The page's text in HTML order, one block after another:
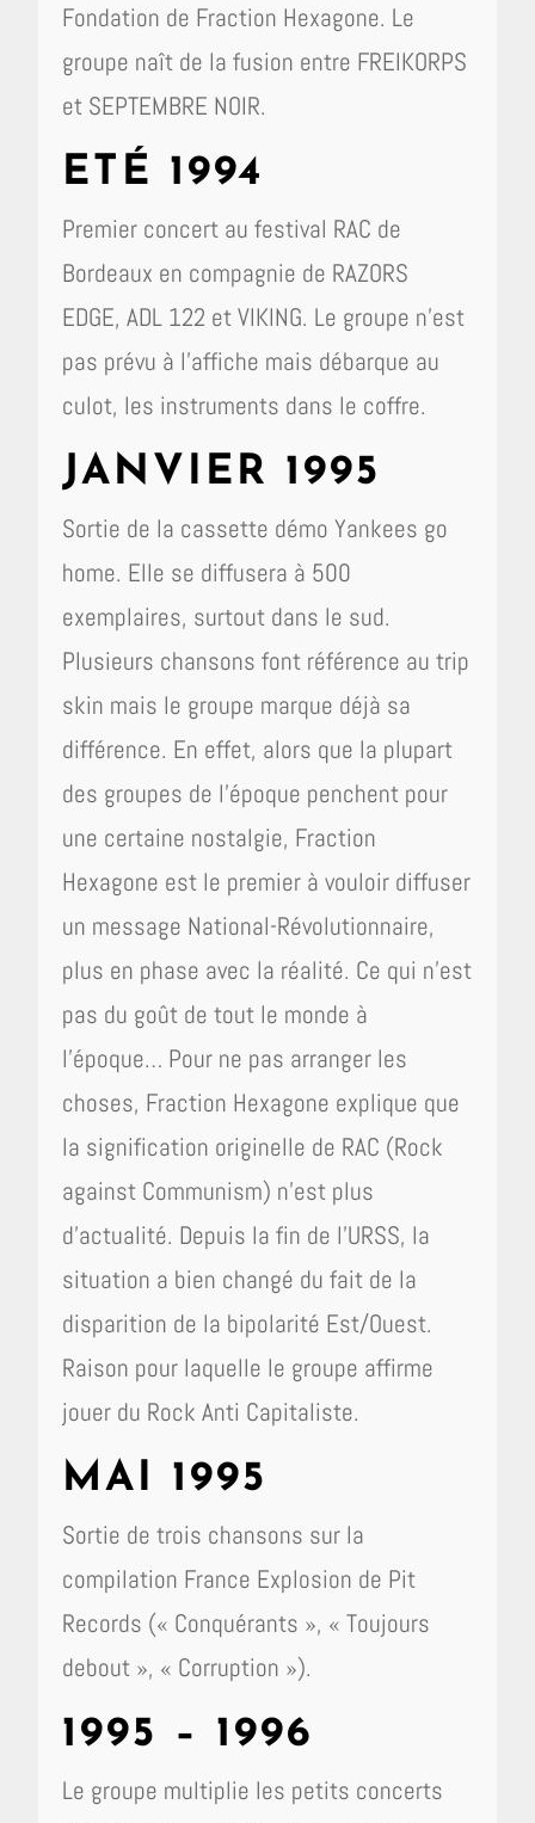
Fondation de Fraction Hexagone. Le
groupe naît de la fusion entre FREIKORPS
et SEPTEMBRE NOIR.
ETÉ 1994
Premier concert au festival RAC de
Bordeaux en compagnie de RAZORS
EDGE, ADL 122 et VIKING. Le groupe n’est
pas prévu à l’affiche mais débarque au
culot, les instruments dans le coffre.
JANVIER 1995
Sortie de la cassette démo Yankees go
home. Elle se diffusera à 500
exemplaires, surtout dans le sud.
Plusieurs chansons font référence au trip
skin mais le groupe marque déjà sa
différence. En effet, alors que la plupart
des groupes de l’époque penchent pour
une certaine nostalgie, Fraction
Hexagone est le premier à vouloir diffuser
un message National-Révolutionnaire,
plus en phase avec la réalité. Ce qui n’est
pas du goût de tout le monde à
l’époque… Pour ne pas arranger les
choses, Fraction Hexagone explique que
la signification originelle de RAC (Rock
against Communism) n’est plus
d’actualité. Depuis la fin de l’URSS, la
situation a bien changé du fait de la
disparition de la bipolarité Est/Ouest.
Raison pour laquelle le groupe affirme
jouer du Rock Anti Capitaliste.
MAI 1995
Sortie de trois chansons sur la
compilation France Explosion de Pit
Records (« Conquérants », « Toujours
debout », « Corruption »).
1995 – 1996
Le groupe multiplie les petits concerts